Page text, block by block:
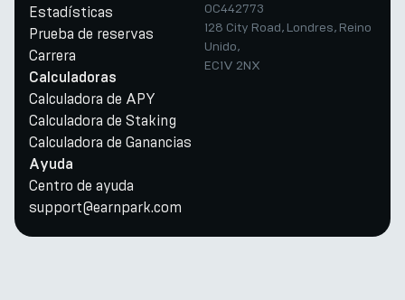
Estadísticas
Prueba de reservas
Carrera
Calculadoras
Calculadora de APY
Calculadora de Staking
Calculadora de Ganancias
Ayuda
Centro de ayuda
support@earnpark.com
OC442773
128 City Road, Londres, Reino
Unido,
EC1V 2NX